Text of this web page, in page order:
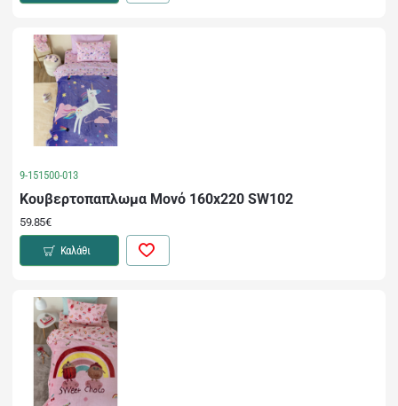
9-151500-013
Κουβερτοπαπλωμα Μονό 160x220 SW102
59.85€
Καλάθι